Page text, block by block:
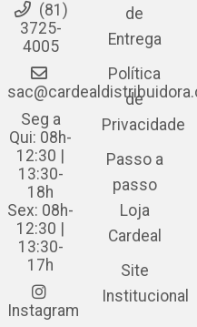
(81)
3725-
4005
Seg a
Qui: 08h-
12:30 |
13:30-
18h
Sex: 08h-
12:30 |
13:30-
17h
Instagram
de
Entrega
Política
de
Privacidade
Passo a
passo
Loja
Cardeal
Site
Institucional